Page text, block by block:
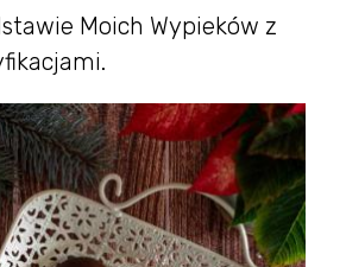
Moich Wypieków z